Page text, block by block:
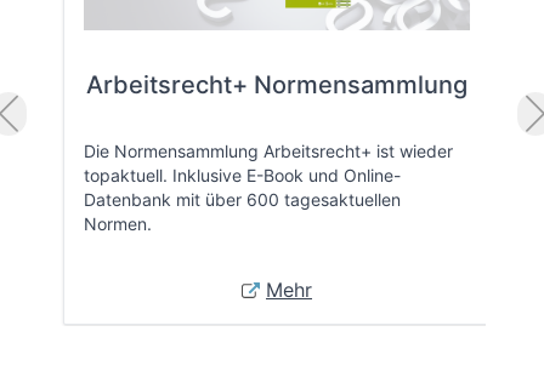
Arbeitsrecht+ Normensammlung
Die Normensammlung Arbeitsrecht+ ist wieder
topaktuell. Inklusive E-Book und Online-
Datenbank mit über 600 tagesaktuellen
Normen.
Mehr